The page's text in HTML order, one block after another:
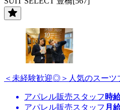
＜未経験歓迎◎＞人気のスーツ
アパレル販売スタッフ 時
アパレル販売スタッフ 月